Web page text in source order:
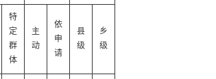
特
定
群
体
主
动
依
申
请
县
级
乡
级